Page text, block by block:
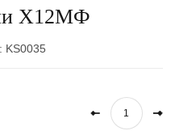
Х12МФ
KS0035